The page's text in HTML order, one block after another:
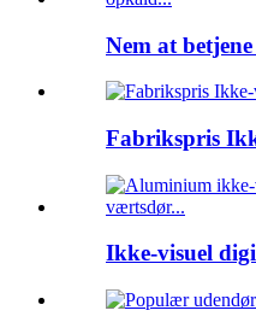
Nem at
Fabrikspris
Ikke-visuel